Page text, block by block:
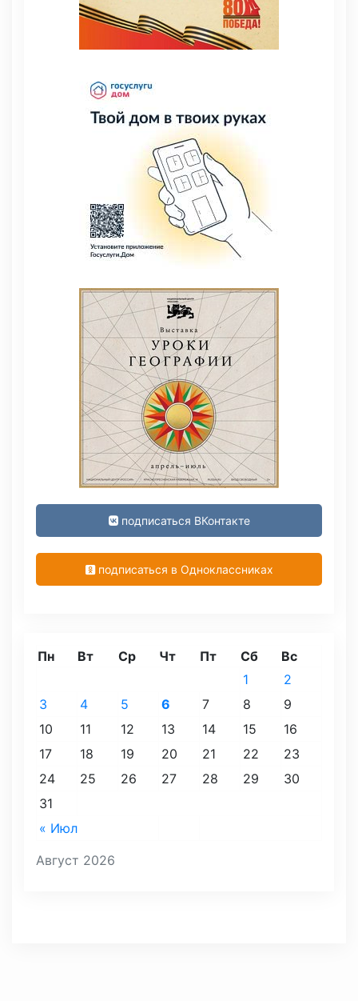
подписаться ВКонтакте
подписаться в Одноклассниках
Август 2026
Пн Вт Ср Чт Пт Сб Вс
« Июл
1
2
3
4 5 6 7 8
9
10
11 12 13 14 15
16
17
18 19 20 21 22
23
24
25 26 27 28 29
30
31